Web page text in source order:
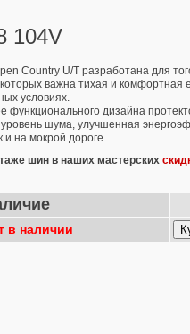
104V
Country U/T разработана для
важна тихая и комфортная
условиях.
дизайна
шума, улучшенная
на мокрой дороге.
шин в наших мастерских
в наличии